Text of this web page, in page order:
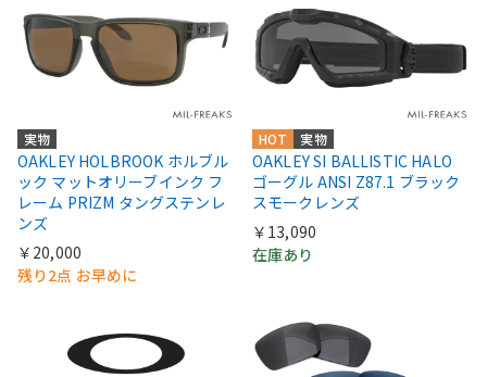
実物
OAKLEY HOLBROOK ホルブル
ック マットオリーブインク フ
レーム PRIZM タングステンレ
ンズ
￥20,000
残り2点 お早めに
HOT 実物
OAKLEY SI BALLISTIC HALO
ゴーグル ANSI Z87.1 ブラック
スモークレンズ
￥13,090
在庫あり